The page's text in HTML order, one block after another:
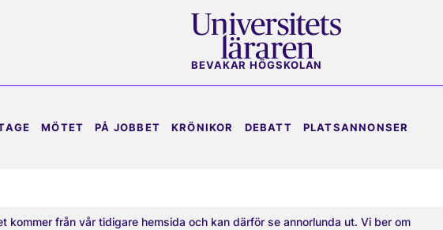
BEVAKAR HÖGSKOLAN
MÖTET PÅ JOBBET KRÖNIKOR DEBATT PLATSANNONSER
kommer från vår tidigare hemsida och kan därför se annorlunda ut. Vi ber om